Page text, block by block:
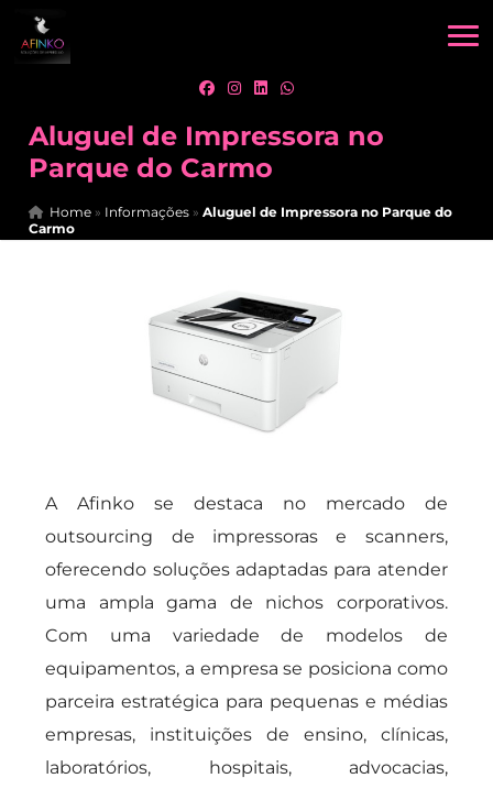
Aluguel de Impressora no
Parque do Carmo
Home » Informações »Aluguel de Impressora no Parque do
Carmo
A Afinko se destaca no mercado de
outsourcing de impressoras e scanners,
oferecendo soluções adaptadas para atender
uma ampla gama de nichos corporativos.
Com uma variedade de modelos de
equipamentos, a empresa se posiciona como
parceira estratégica para pequenas e médias
empresas, instituições de ensino, clínicas,
laboratórios, hospitais, advocacias,